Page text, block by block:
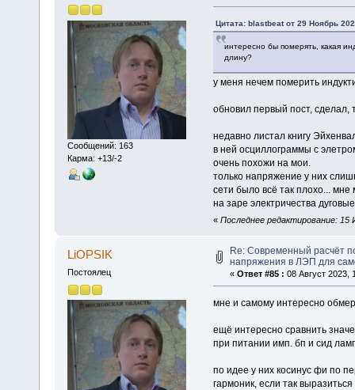
Сообщений: 163
Карма: +13/-2
Цитата: blastbeat от 29 Ноябрь
интересно бы померять, какая
длину?
у меня нечем померить
обновил первый пост, сделал,
недавно листал книгу
в ней осциллограммы с
очень похожи на мои.
только напряжение у них
сети было всё так плохо... мне
на заре электричества
« Последнее редактирование: 15
LiOPSIK
Постоялец
Re: Современный расчёт
напряжения в ЛЭП для
« Ответ #85 : 08 Август 2023,
мне и самому интересно
ещё интересно сравнить
при питании имп. бп и сид
по идее у них косинус фи по
гармоник, если так выразиться